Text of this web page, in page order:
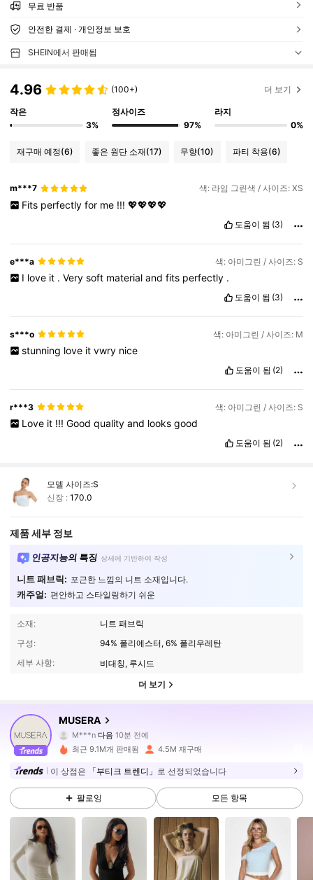
무료 반품
안전한 결제 · 개인정보 보호
SHEIN에서 판매됨
4.96 (100+) 더 보기
작은
3%
정사이즈
97%
라지
0%
재구매 예정(6) 좋은 원단 소재(17) 무향(10) 파티 착용(6)
m***7 색: 라임 그린색 / 사이즈: XS
Fits perfectly for me !!! 💖💖💖💖
도움이 됨 (3)
e***a 색: 아미그린 / 사이즈: S
I love it . Very soft material and fits perfectly .
도움이 됨 (3)
s***o 색: 아미그린 / 사이즈: M
stunning love it vwry nice
도움이 됨 (2)
r***3 색: 아미그린 / 사이즈: S
Love it !!! Good quality and looks good
도움이 됨 (2)
모델 사이즈:S
신장 : 170.0
제품 세부 정보
인공지능의 특징 상세에 기반하여 작성
니트 패브릭: 포근한 느낌의 니트 소재입니다.
캐주얼: 편안하고 스타일링하기 쉬운
소재:
니트 패브릭
구성:
94% 폴리에스터, 6% 폴리우레탄
세부 사항:
비대칭, 루시드
더 보기
MUSERA
M***n다음
m***i가 탐색 중입니다
4.85
4.3M 팔로워
4.85 4.3M 팔로워
4.3M 팔로워
최근 9.1M개 판매됨 4.5M 재구매
이 상점은 「부티크 트렌디」 로 선정되었습니다
팔로잉 모든 항목